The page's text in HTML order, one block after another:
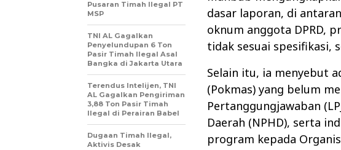
dasar laporan, di
oknum anggota DPRD,
tidak sesuai spesifikasi,
Selain itu, ia menyebut
(Pokmas) yang belum
Pertanggungjawaban
Daerah (NPHD), serta
program kepada
Pusaran Timah Ilegal PT
MSP
TNI AL Gagalkan
Penyelundupan 6 Ton
Pasir Timah Ilegal Asal
Bangka di Jakarta Utara
Terendus Intelijen, TNI
AL Gagalkan Pengiriman
3,88 Ton Pasir Timah
Ilegal di Perairan Babel
Dugaan Timah Ilegal,
Aktivis Desak